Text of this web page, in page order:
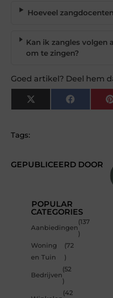
Hoeveel
Kan ik zangles volgen
om te zingen?
Goed artikel? Deel hem
X
(Twitter)
Facebook
GEPUBLICEERD DOOR
Tags:
POPULAR
CATEGORIES
Aanbiedingen
(137
)
Woning
en Tuin
(72
)
Bedrijven
(52
)
(42